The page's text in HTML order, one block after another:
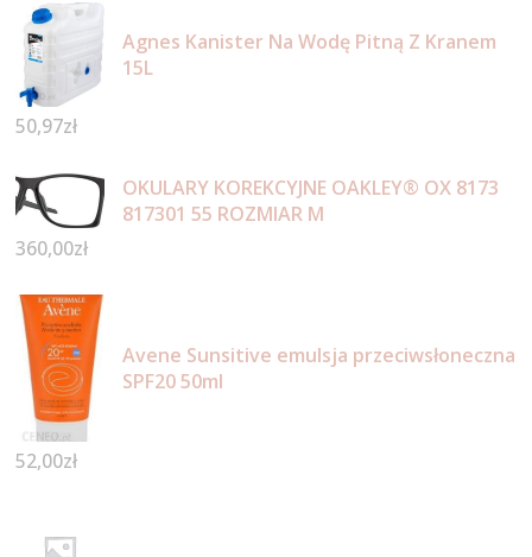
Agnes Kanister Na Wodę Pitną Z Kranem
15L
50,97zł
OKULARY KOREKCYJNE OAKLEY® OX 8173
817301 55 ROZMIAR M
360,00zł
Avene Sunsitive emulsja przeciwsłoneczna
SPF20 50ml
52,00zł